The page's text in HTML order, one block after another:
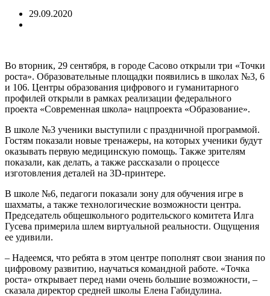
29.09.2020
Во вторник, 29 сентября, в городе Сасово открыли три «Точки
роста». Образовательные площадки появились в школах №3, 6
и 106. Центры образования цифрового и гуманитарного
профилей открыли в рамках реализации федерального
проекта «Современная школа» нацпроекта «Образование».
В школе №3 ученики выступили с праздничной программой.
Гостям показали новые тренажеры, на которых ученики будут
оказывать первую медицинскую помощь. Также зрителям
показали, как делать, а также рассказали о процессе
изготовления деталей на 3D-принтере.
В школе №6, педагоги показали зону для обучения игре в
шахматы, а также технологические возможности центра.
Председатель общешкольного родительского комитета Илга
Гусева примерила шлем виртуальной реальности. Ощущения
ее удивили.
– Надеемся, что ребята в этом центре пополнят свои знания по
цифровому развитию, научаться командной работе. «Точка
роста» открывает перед нами очень большие возможности, –
сказала директор средней школы Елена Габидулина.